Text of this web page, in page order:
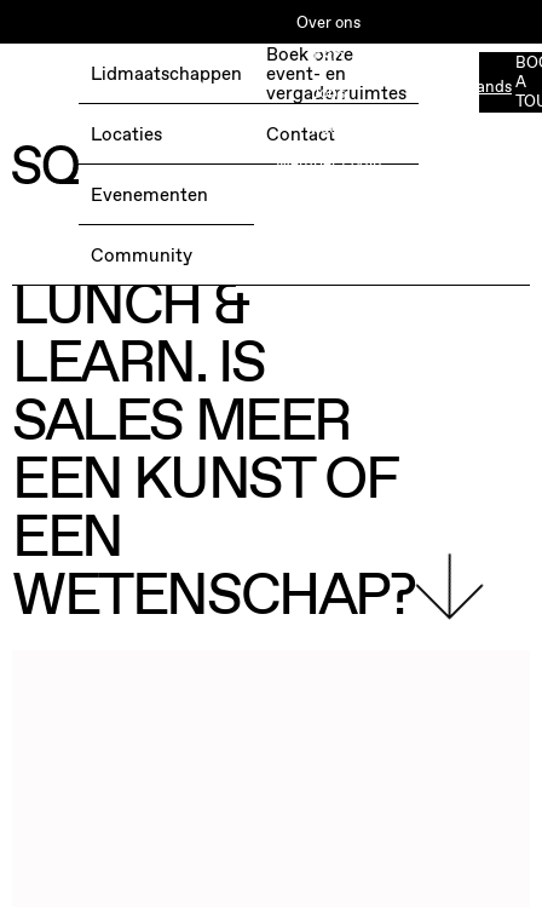
BOEK EEN GRATIS TESTDAG →
Over ons
ESG
Jobs
Media
Member Login
Nederlands
Lidmaatschappen
Locaties
Evenementen
Community
Boek onze
event- en
vergaderruimtes
Contact
A
dinsdag 21 februari 2023, 11:00
LUNCH &
LEARN. IS
SALES MEER
EEN KUNST OF
EEN
WETENSCHAP?